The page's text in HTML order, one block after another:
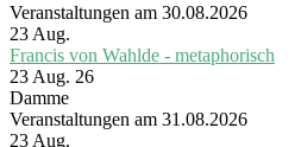
Veranstaltungen am 30.08.2026
23Aug.
Francis von Wahlde - metaphorisch
23 Aug. 26
Damme
Veranstaltungen am 31.08.2026
23Aug.